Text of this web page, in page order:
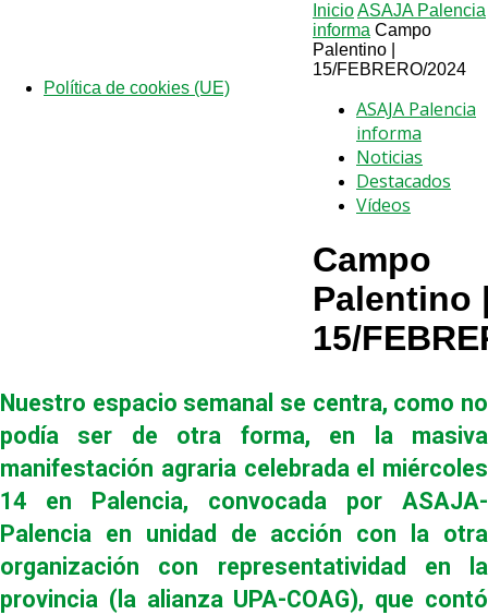
Política de cookies (UE)
InicioASAJA Palencia
informa Campo
Palentino |
15/FEBRERO/2024
ASAJA Palencia
informa
Noticias
Destacados
Vídeos
Campo
Palentino
15/
Nuestro espacio semanal se centra, como no
podía ser de otra forma, en la masiva
manifestación agraria celebrada el miércoles
14 en Palencia, convocada por ASAJA-
Palencia en unidad de acción con la otra
organización con representatividad en la
provincia (la alianza UPA-COAG), que contó